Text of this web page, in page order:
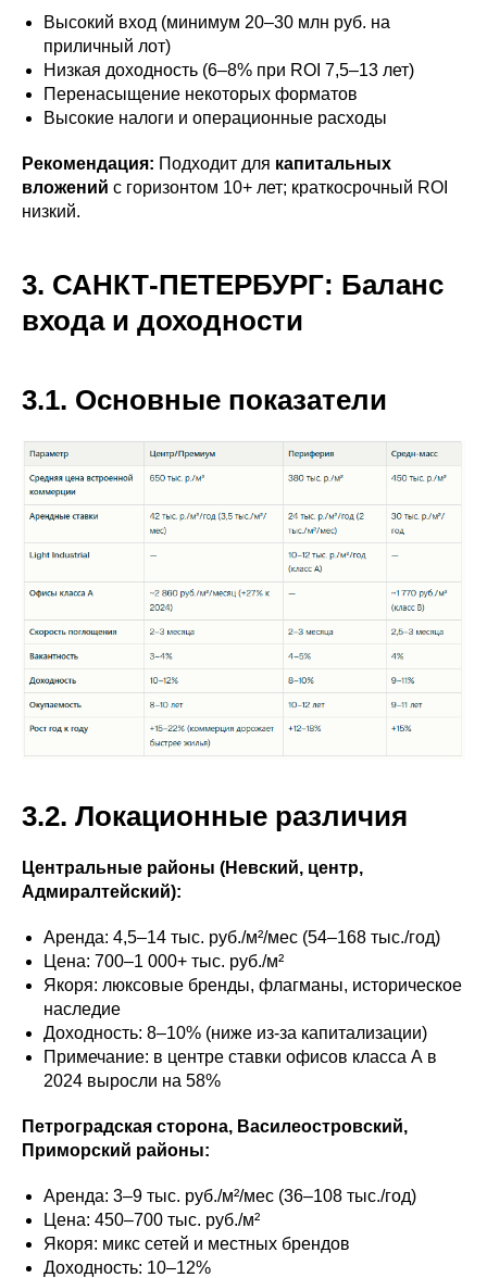
Высокий вход (минимум 20–30 млн руб. на
приличный лот)
Низкая доходность (6–8% при ROI 7,5–13 лет)
Перенасыщение некоторых форматов
Высокие налоги и операционные расходы
Рекомендация: Подходит для капитальных
вложений с горизонтом 10+ лет; краткосрочный ROI
низкий.
3. САНКТ-ПЕТЕРБУРГ: Баланс
входа и доходности
3.1. Основные показатели
3.2. Локационные различия
Центральные районы (Невский, центр,
Адмиралтейский):
Аренда: 4,5–14 тыс. руб./м²/мес (54–168 тыс./год)
Цена: 700–1 000+ тыс. руб./м²
Якоря: люксовые бренды, флагманы, историческое
наследие
Доходность: 8–10% (ниже из-за капитализации)
Примечание: в центре ставки офисов класса А в
2024 выросли на 58%​
Петроградская сторона, Василеостровский,
Приморский районы:
Аренда: 3–9 тыс. руб./м²/мес (36–108 тыс./год)
Цена: 450–700 тыс. руб./м²
Якоря: микс сетей и местных брендов
Доходность: 10–12%